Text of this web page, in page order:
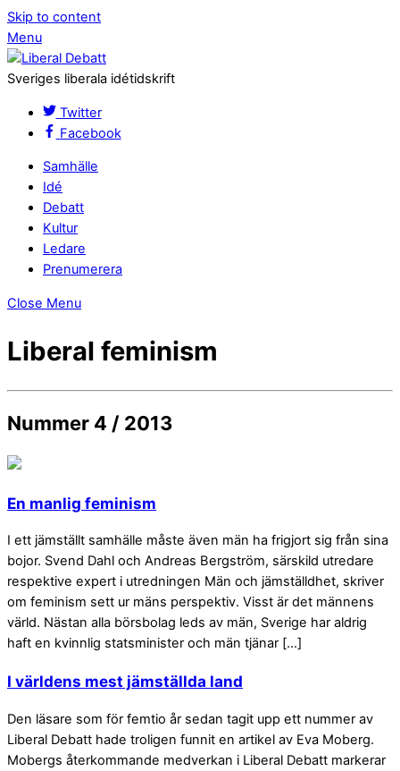
Skip to content
Menu
Sveriges liberala idétidskrift
Twitter
Facebook
Samhälle
Idé
Debatt
Kultur
Ledare
Prenumerera
Close Menu
Liberal feminism
Nummer 4 / 2013
En manlig feminism
I ett jämställt samhälle måste även män ha frigjort sig från sina
bojor. Svend Dahl och Andreas Bergström, särskild utredare
respektive expert i utredningen Män och jämställdhet, skriver
om feminism sett ur mäns perspektiv. Visst är det männens
värld. Nästan alla börsbolag leds av män, Sverige har aldrig
haft en kvinnlig statsminister och män tjänar […]
I världens mest jämställda land
Den läsare som för femtio år sedan tagit upp ett nummer av
Liberal Debatt hade troligen funnit en artikel av Eva Moberg.
Mobergs återkommande medverkan i Liberal Debatt markerar